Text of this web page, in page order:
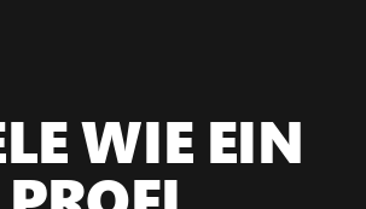
WIE EIN